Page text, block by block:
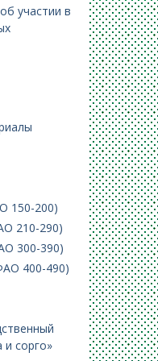
участии в
150-200)
210-290)
300-390)
400-490)
и сорго»